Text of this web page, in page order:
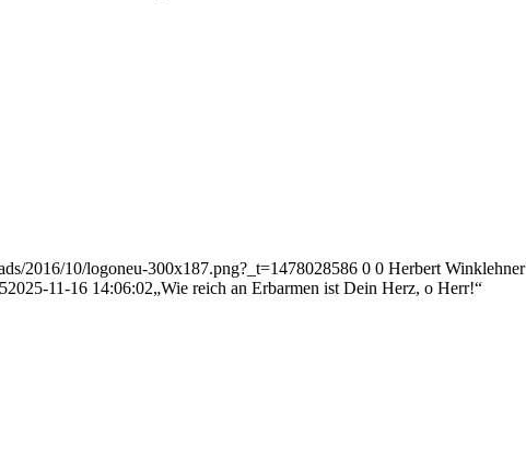
2016/10/logoneu-300x187.png?_t=1478028586 0 0 Herbert Winklehner
2025-11-16 14:06:02„Wie reich an Erbarmen ist Dein Herz, o Herr!“